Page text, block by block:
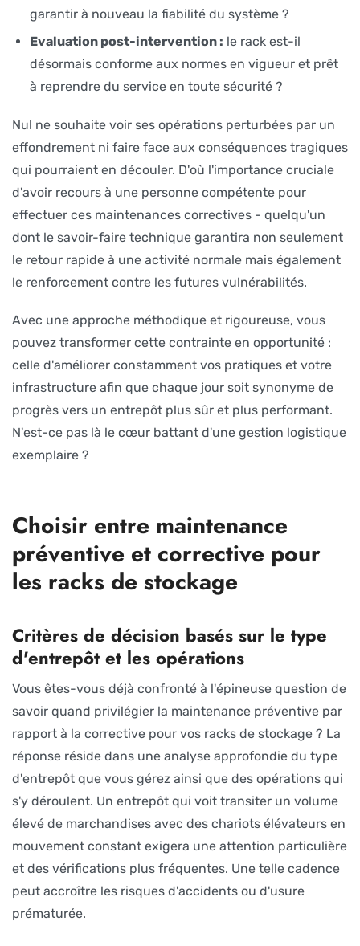
garantir à nouveau la fiabilité du système ?
Evaluation post-intervention : le rack est-il
désormais conforme aux normes en vigueur et prêt
à reprendre du service en toute sécurité ?
Nul ne souhaite voir ses opérations perturbées par un
effondrement ni faire face aux conséquences tragiques
qui pourraient en découler. D'où l'importance cruciale
d'avoir recours à une personne compétente pour
effectuer ces maintenances correctives - quelqu'un
dont le savoir-faire technique garantira non seulement
le retour rapide à une activité normale mais également
le renforcement contre les futures vulnérabilités.
Avec une approche méthodique et rigoureuse, vous
pouvez transformer cette contrainte en opportunité :
celle d'améliorer constamment vos pratiques et votre
infrastructure afin que chaque jour soit synonyme de
progrès vers un entrepôt plus sûr et plus performant.
N'est-ce pas là le cœur battant d'une gestion logistique
exemplaire ?
Choisir entre maintenance
préventive et corrective pour
les racks de stockage
Critères de décision basés sur le type
d'entrepôt et les opérations
Vous êtes-vous déjà confronté à l'épineuse question de
savoir quand privilégier la maintenance préventive par
rapport à la corrective pour vos racks de stockage ? La
réponse réside dans une analyse approfondie du type
d'entrepôt que vous gérez ainsi que des opérations qui
s'y déroulent. Un entrepôt qui voit transiter un volume
élevé de marchandises avec des chariots élévateurs en
mouvement constant exigera une attention particulière
et des vérifications plus fréquentes. Une telle cadence
peut accroître les risques d'accidents ou d'usure
prématurée.